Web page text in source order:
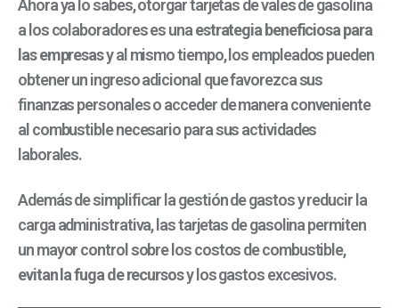
Ahora ya lo sabes, otorgar tarjetas de vales de gasolina
a los colaboradores es unaestrategia beneficiosa para
las empresasy al mismo tiempo, los empleados pueden
obtener un ingreso adicional que favorezca sus
finanzas personales o acceder de manera conveniente
al combustible necesario para sus actividades
laborales.
Además de simplificar la gestión de gastos y reducir la
carga administrativa, las tarjetas de gasolina permiten
un mayor control sobre los costos de combustible,
evitan la fuga de recursosy los gastos excesivos.